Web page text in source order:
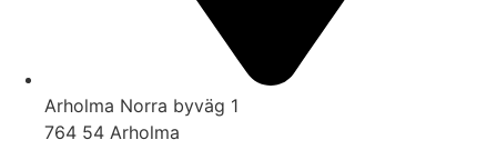
Arholma Norra byväg 1
764 54 Arholma